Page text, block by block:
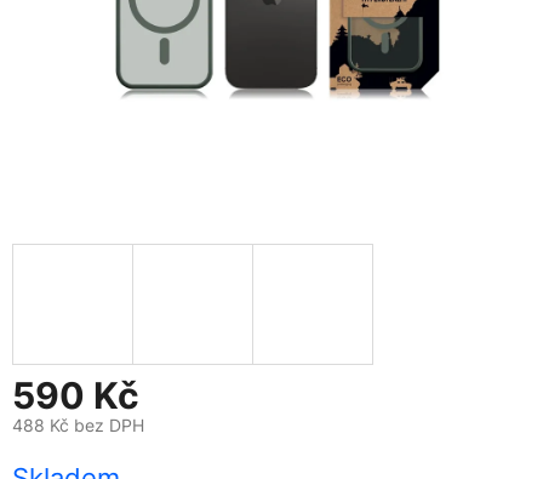
590 Kč
488 Kč bez DPH